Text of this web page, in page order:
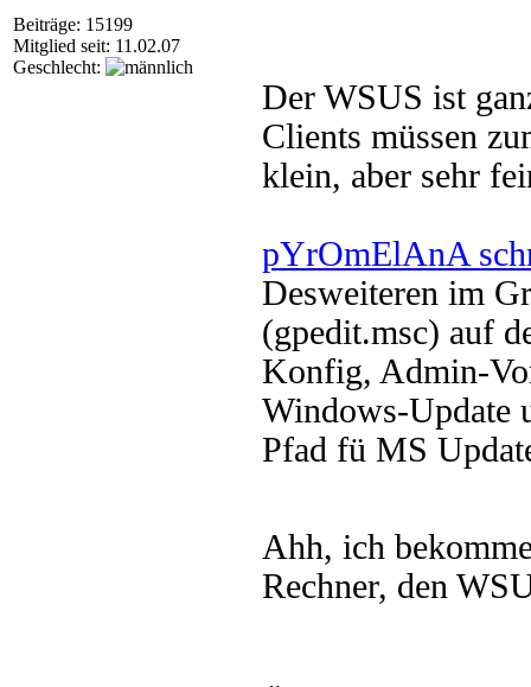
Beiträge: 15199
Mitglied seit: 11.02.07
Geschlecht:
Der WSUS ist
Clients müssen
klein, aber sehr
pYrOmElAnA
Desweiteren im
(gpedit.msc) auf
Konfig, Admin-
Windows-Update
Pfad fü MS
Ahh, ich
Rechner, den